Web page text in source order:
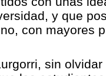
y que
con mayores
sin